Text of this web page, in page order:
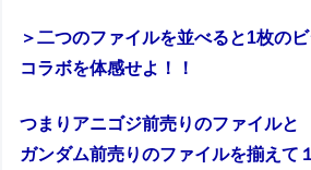
＞二つのファイルを並べると1枚の
コラボを体感せよ！！
つまりアニゴジ前売りのファイルと
ガンダム前売りのファイルを揃えて